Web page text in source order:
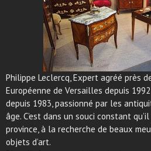
Philippe Leclercq, Expert agréé près
Européenne de Versailles depuis
depuis 1983, passionné par les
âge. C’est dans un souci constant
province, à la recherche de beaux
objets d’art.